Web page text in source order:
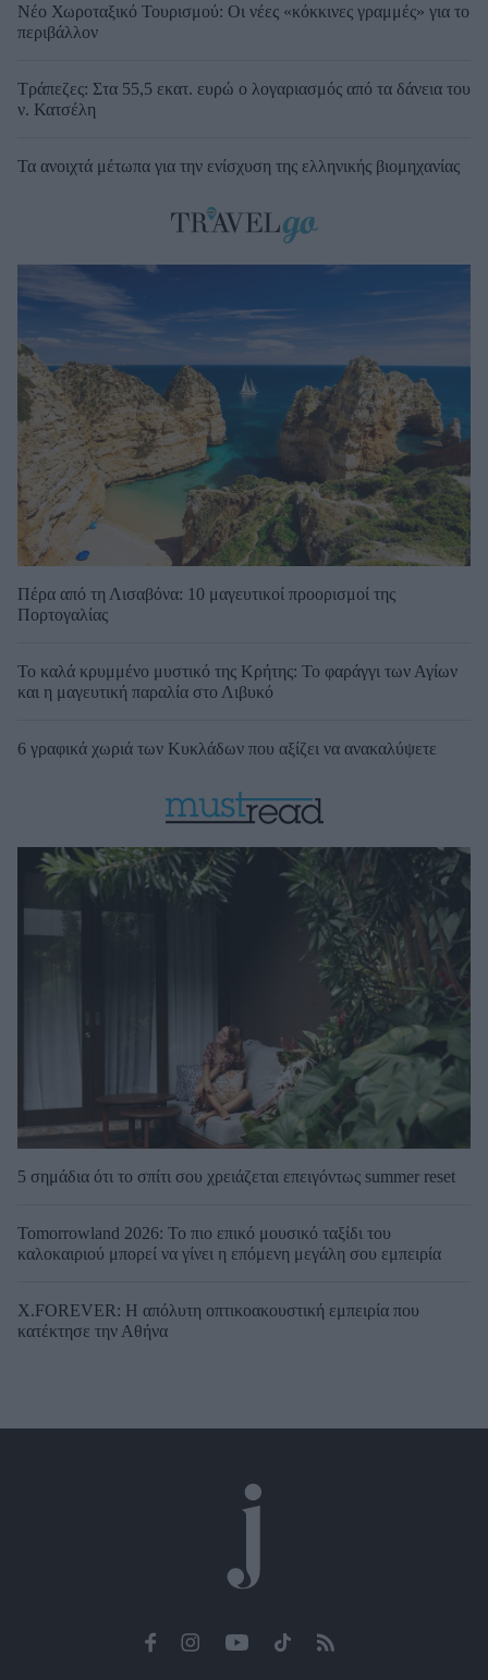
Νέο Χωροταξικό Τουρισμού: Οι νέες «κόκκινες γραμμές» για το
περιβάλλον
Τράπεζες: Στα 55,5 εκατ. ευρώ ο λογαριασμός από τα δάνεια του
ν. Κατσέλη
Τα ανοιχτά μέτωπα για την ενίσχυση της ελληνικής βιομηχανίας
Πέρα από τη Λισαβόνα: 10 μαγευτικοί προορισμοί της
Πορτογαλίας
Το καλά κρυμμένο μυστικό της Κρήτης: Το φαράγγι των Αγίων
και η μαγευτική παραλία στο Λιβυκό
6 γραφικά χωριά των Κυκλάδων που αξίζει να ανακαλύψετε
5 σημάδια ότι το σπίτι σου χρειάζεται επειγόντως summer reset
Tomorrowland 2026: Το πιο επικό μουσικό ταξίδι του
καλοκαιριού μπορεί να γίνει η επόμενη μεγάλη σου εμπειρία
X.FOREVER: Η απόλυτη οπτικοακουστική εμπειρία που
κατέκτησε την Αθήνα